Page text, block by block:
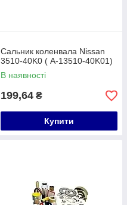
Сальник коленвала Nissan
3510-40K0 ( A-13510-40K01)
В наявності
199,64 ₴
Купити